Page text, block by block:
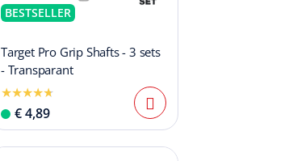
BESTSELLER
Target Pro Grip Shafts - 3 sets
- Transparant
€ 4,89